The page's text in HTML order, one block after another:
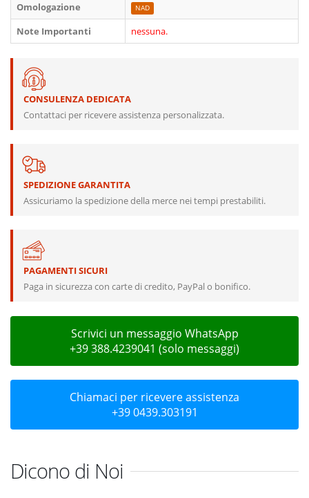
Omologazione
NAD
Note Importanti nessuna.
CONSULENZA DEDICATA
Contattaci per ricevere assistenza personalizzata.
SPEDIZIONE GARANTITA
Assicuriamo la spedizione della merce nei tempi prestabiliti.
PAGAMENTI SICURI
Paga in sicurezza con carte di credito, PayPal o bonifico.
Scrivici un messaggio WhatsApp
+39 388.4239041 (solo messaggi)
Chiamaci per ricevere assistenza
+39 0439.303191
Dicono di Noi